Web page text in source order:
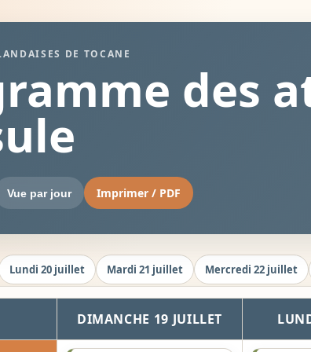
DE TOCANE
des
Vue par jour Imprimer / PDF
Lundi 20 juillet Mardi 21 juillet Mercredi 22 juillet
DIMANCHE 19 JUILLET